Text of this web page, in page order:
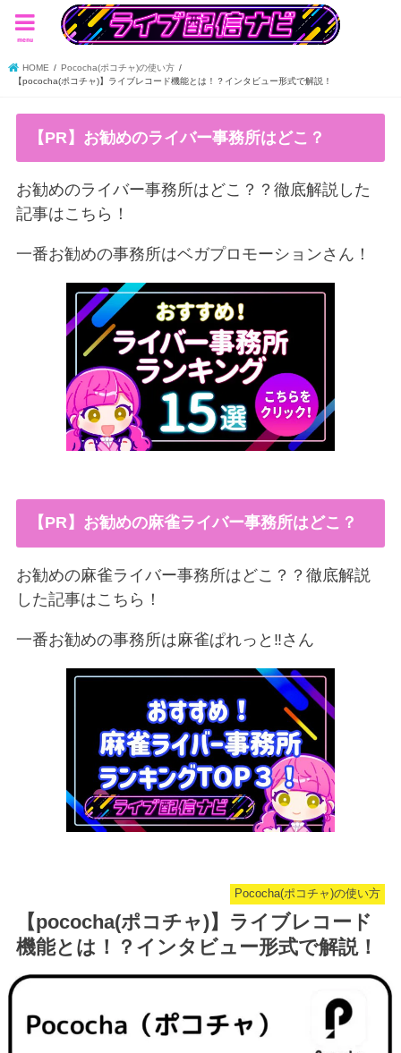
menu
HOME
Pococha(ポコチャ)の使い方
【pococha(ポコチャ)】ライブレコード機能とは！？インタビュー形式で解説！
【PR】お勧めのライバー事務所はどこ？
お勧めのライバー事務所はどこ？？徹底解説した
記事はこちら！
一番お勧めの事務所はベガプロモーションさん！
【PR】お勧めの麻雀ライバー事務所はどこ？
お勧めの麻雀ライバー事務所はどこ？？徹底解説
した記事はこちら！
一番お勧めの事務所は麻雀ぱれっと‼︎さん
Pococha(ポコチャ)の使い方
【pococha(ポコチャ)】ライブレコード
機能とは！？インタビュー形式で解説！